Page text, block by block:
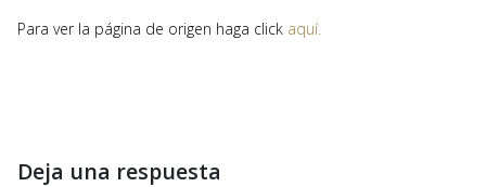
Para ver la página de origen haga click aquí.
Deja una respuesta